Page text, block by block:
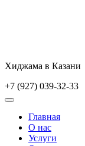
Хиджама в Казани
+7 (927) 039-32-33
Главная
О нас
Услуги